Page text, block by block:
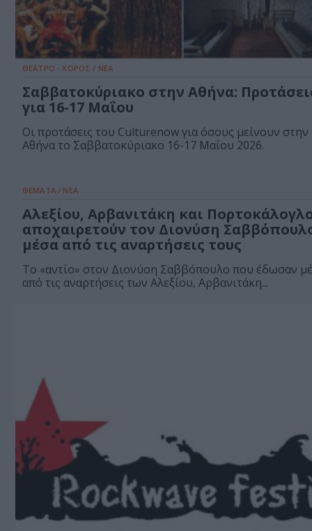
ΘΕΑΤΡΟ - ΧΟΡΟΣ / ΝΕΑ
Σαββατοκύριακο στην Αθήνα:
για 16-17 Μαΐου
Οι προτάσεις του Culturenow για όσους μείνουν στην
Αθήνα το Σαββατοκύριακο 16-17 Μαΐου 2026.
ΘΕΜΑΤΑ / ΝΕΑ
Αλεξίου, Αρβανιτάκη και
αποχαιρετούν τον Διονύση
μέσα από τις αναρτήσεις τους
Το «αντίο» στον Διονύση Σαββόπουλο που έδωσαν
από τις αναρτήσεις των Αλεξίου, Αρβανιτάκη...